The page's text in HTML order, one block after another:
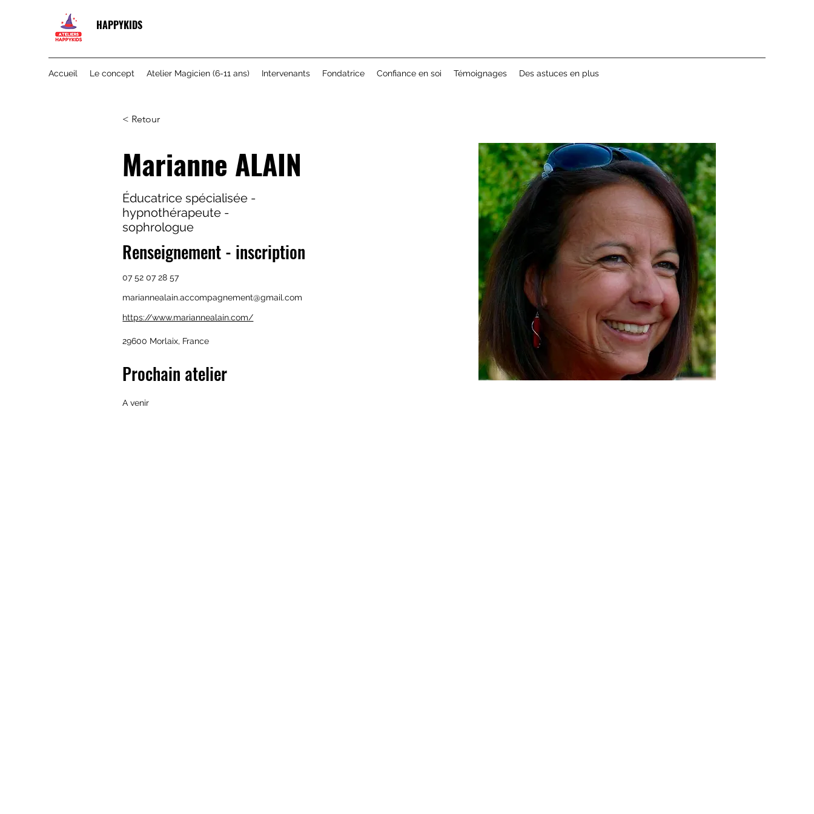
HAPPYKIDS
Accueil Le concept Atelier Magicien (6-11 ans) Intervenants Fondatrice Confiance en soi Témoignages Des astuces en plus
< Retour
Marianne ALAIN
Éducatrice spécialisée -
hypnothérapeute -
sophrologue
Renseignement - inscription
07 52 07 28 57
mariannealain.accompagnement@gmail.com
https://www.mariannealain.com/
29600 Morlaix, France
Prochain atelier
A venir